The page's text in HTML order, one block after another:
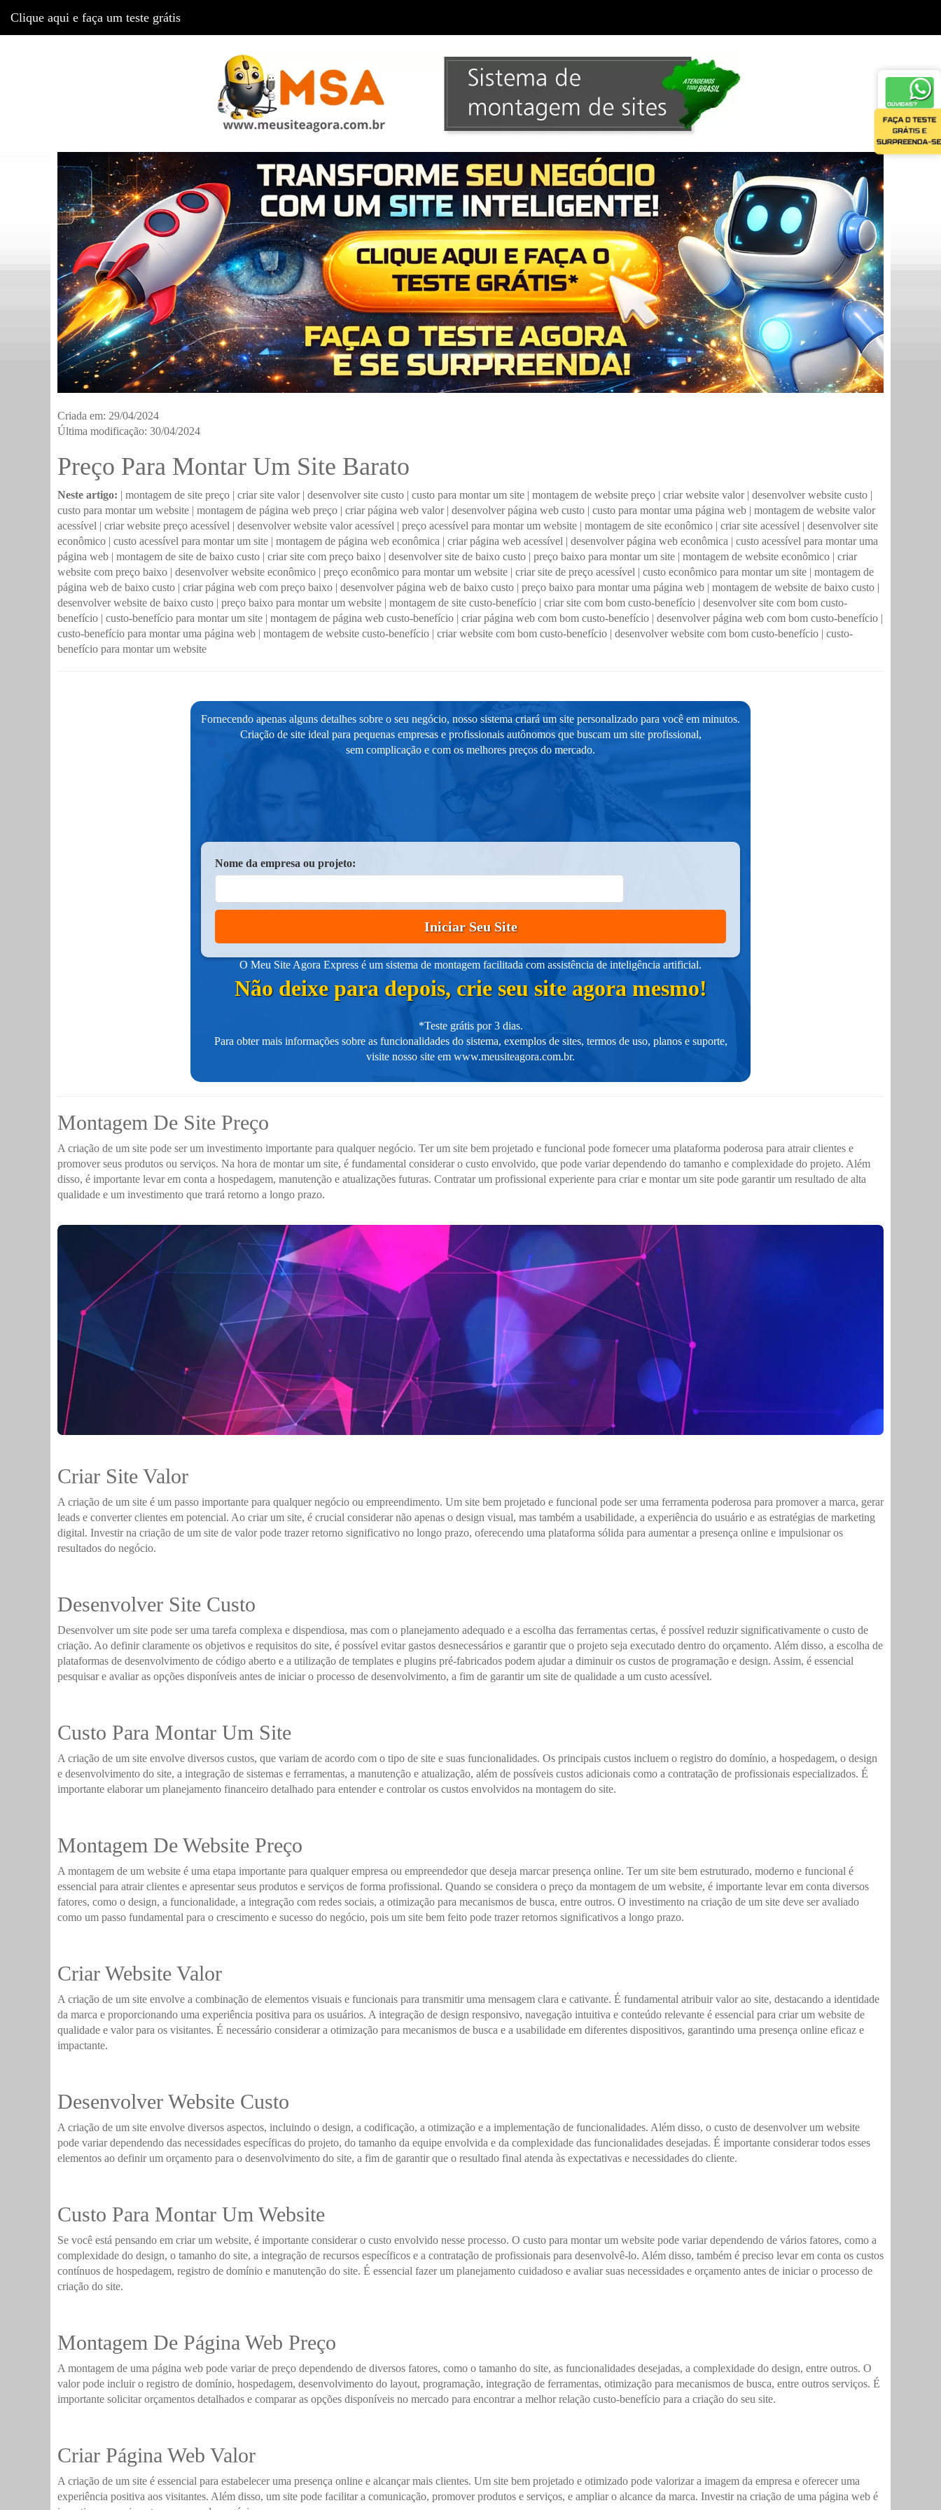
Criada em: 29/04/2024
Última modificação: 30/04/2024
Preço Para Montar Um Site Barato
Neste artigo: | montagem de site preço | criar site valor| desenvolver site custo | custo para montar um site | montagem de website preço | criar website valor| desenvolver website custo |
custo para montar um website | montagem de página web preço | criar página web valor| desenvolver página web custo | custo para montar uma página web | montagem de website valor
acessível | criar website preço acessível | desenvolver website valor acessível | preço acessível para montar um website | montagem de site econômico | criar site acessível | desenvolver site
econômico | custo acessível para montar um site | montagem de página web econômica | criar página web acessível | desenvolver página web econômica | custo acessível para montar uma
página web | montagem de site de baixo custo | criar site com preço baixo | desenvolver site de baixo custo | preço baixo para montar um site | montagem de website econômico | criar
website com preço baixo | desenvolver website econômico | preço econômico para montar um website | criar site de preço acessível | custo econômico para montar um site | montagem de
página web de baixo custo | criar página web com preço baixo | desenvolver página web de baixo custo | preço baixo para montar uma página web | montagem de website de baixo custo |
desenvolver website de baixo custo | preço baixo para montar um website | montagem de site custo-benefício | criar site com bom custo-benefício | desenvolver site com bom custo-
benefício | custo-benefício para montar um site | montagem de página web custo-benefício | criar página web com bom custo-benefício | desenvolver página web com bom custo-benefício |
custo-benefício para montar uma página web | montagem de website custo-benefício | criar website com bom custo-benefício | desenvolver website com bom custo-benefício | custo-
benefício para montar um website
Fornecendo apenas alguns detalhes sobre o seu negócio, nosso sistema criará um site personalizado para você em minutos.
Criação de site ideal para pequenas empresas e profissionais autônomos que buscam um site profissional,
sem complicação e com os melhores preços do mercado.
Nome da empresa ou projeto:
Iniciar Seu Site
O Meu Site Agora Express é um sistema de montagem facilitada com assistência de inteligência artificial.
Não deixe para depois, crie seu site agora mesmo!
*Teste grátis por 3 dias.
Para obter mais informações sobre as funcionalidades do sistema, exemplos de sites, termos de uso, planos e suporte,
visite nosso site em www.meusiteagora.com.br.
Montagem De Site Preço
A criação de um site pode ser um investimento importante para qualquer negócio. Ter um site bem projetado e funcional pode fornecer uma plataforma poderosa para atrair clientes e
promover seus produtos ou serviços. Na hora de montar um site, é fundamental considerar o custo envolvido, que pode variar dependendo do tamanho e complexidade do projeto. Além
disso, é importante levar em conta a hospedagem, manutenção e atualizações futuras. Contratar um profissional experiente para criar e montar um site pode garantir um resultado de alta
qualidade e um investimento que trará retorno a longo prazo.
Criar Site Valor
A criação de um site é um passo importante para qualquer negócio ou empreendimento. Um site bem projetado e funcional pode ser uma ferramenta poderosa para promover a marca, gerar
leads e converter clientes em potencial. Ao criar um site, é crucial considerar não apenas o design visual, mas também a usabilidade, a experiência do usuário e as estratégias de marketing
digital. Investir na criação de um site de valor pode trazer retorno significativo no longo prazo, oferecendo uma plataforma sólida para aumentar a presença online e impulsionar os
resultados do negócio.
Desenvolver Site Custo
Desenvolver um site pode ser uma tarefa complexa e dispendiosa, mas com o planejamento adequado e a escolha das ferramentas certas, é possível reduzir significativamente o custo de
criação. Ao definir claramente os objetivos e requisitos do site, é possível evitar gastos desnecessários e garantir que o projeto seja executado dentro do orçamento. Além disso, a escolha de
plataformas de desenvolvimento de código aberto e a utilização de templates e plugins pré-fabricados podem ajudar a diminuir os custos de programação e design. Assim, é essencial
pesquisar e avaliar as opções disponíveis antes de iniciar o processo de desenvolvimento, a fim de garantir um site de qualidade a um custo acessível.
Custo Para Montar Um Site
A criação de um site envolve diversos custos, que variam de acordo com o tipo de site e suas funcionalidades. Os principais custos incluem o registro do domínio, a hospedagem, o design
e desenvolvimento do site, a integração de sistemas e ferramentas, a manutenção e atualização, além de possíveis custos adicionais como a contratação de profissionais especializados. É
importante elaborar um planejamento financeiro detalhado para entender e controlar os custos envolvidos na montagem do site.
Montagem De Website Preço
A montagem de um website é uma etapa importante para qualquer empresa ou empreendedor que deseja marcar presença online. Ter um site bem estruturado, moderno e funcional é
essencial para atrair clientes e apresentar seus produtos e serviços de forma profissional. Quando se considera o preço da montagem de um website, é importante levar em conta diversos
fatores, como o design, a funcionalidade, a integração com redes sociais, a otimização para mecanismos de busca, entre outros. O investimento na criação de um site deve ser avaliado
como um passo fundamental para o crescimento e sucesso do negócio, pois um site bem feito pode trazer retornos significativos a longo prazo.
Criar Website Valor
A criação de um site envolve a combinação de elementos visuais e funcionais para transmitir uma mensagem clara e cativante. É fundamental atribuir valor ao site, destacando a identidade
da marca e proporcionando uma experiência positiva para os usuários. A integração de design responsivo, navegação intuitiva e conteúdo relevante é essencial para criar um website de
qualidade e valor para os visitantes. É necessário considerar a otimização para mecanismos de busca e a usabilidade em diferentes dispositivos, garantindo uma presença online eficaz e
impactante.
Desenvolver Website Custo
A criação de um site envolve diversos aspectos, incluindo o design, a codificação, a otimização e a implementação de funcionalidades. Além disso, o custo de desenvolver um website
pode variar dependendo das necessidades específicas do projeto, do tamanho da equipe envolvida e da complexidade das funcionalidades desejadas. É importante considerar todos esses
elementos ao definir um orçamento para o desenvolvimento do site, a fim de garantir que o resultado final atenda às expectativas e necessidades do cliente.
Custo Para Montar Um Website
Se você está pensando em criar um website, é importante considerar o custo envolvido nesse processo. O custo para montar um website pode variar dependendo de vários fatores, como a
complexidade do design, o tamanho do site, a integração de recursos específicos e a contratação de profissionais para desenvolvê-lo. Além disso, também é preciso levar em conta os custos
contínuos de hospedagem, registro de domínio e manutenção do site. É essencial fazer um planejamento cuidadoso e avaliar suas necessidades e orçamento antes de iniciar o processo de
criação do site.
Montagem De Página Web Preço
A montagem de uma página web pode variar de preço dependendo de diversos fatores, como o tamanho do site, as funcionalidades desejadas, a complexidade do design, entre outros. O
valor pode incluir o registro de domínio, hospedagem, desenvolvimento do layout, programação, integração de ferramentas, otimização para mecanismos de busca, entre outros serviços. É
importante solicitar orçamentos detalhados e comparar as opções disponíveis no mercado para encontrar a melhor relação custo-benefício para a criação do seu site.
Criar Página Web Valor
A criação de um site é essencial para estabelecer uma presença online e alcançar mais clientes. Um site bem projetado e otimizado pode valorizar a imagem da empresa e oferecer uma
experiência positiva aos visitantes. Além disso, um site pode facilitar a comunicação, promover produtos e serviços, e ampliar o alcance da marca. Investir na criação de uma página web é
Clique aqui e faça um teste grátis